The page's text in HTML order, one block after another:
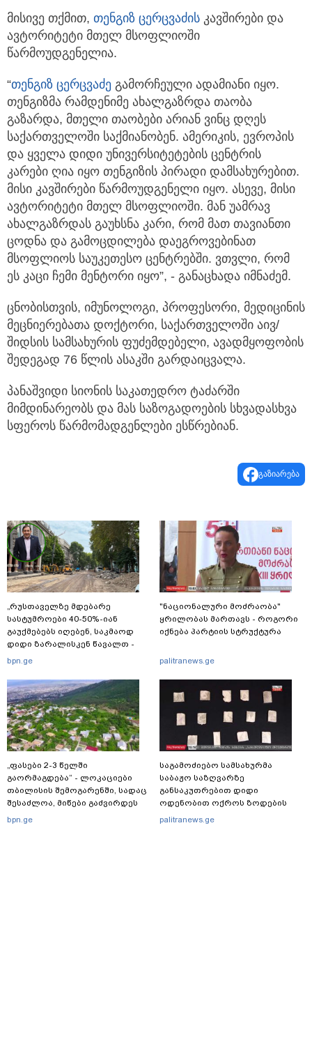
მისივე თქმით, თენგიზ ცერცვაძის კავშირები და
ავტორიტეტი მთელ მსოფლიოში
წარმოუდგენელია.
“თენგიზ ცერცვაძე გამორჩეული ადამიანი იყო.
თენგიზმა რამდენიმე ახალგაზრდა თაობა
გაზარდა, მთელი თაობები არიან ვინც დღეს
საქართველოში საქმიანობენ. ამერიკის, ევროპის
და ყველა დიდი უნივერსიტეტების ცენტრის
კარები ღია იყო თენგიზის პირადი დამსახურებით.
მისი კავშირები წარმოუდგენელი იყო. ასევე, მისი
ავტორიტეტი მთელ მსოფლიოში. მან უამრავ
ახალგაზრდას გაუხსნა კარი, რომ მათ თავიანთი
ცოდნა და გამოცდილება დაეგროვებინათ
მსოფლიოს საუკეთესო ცენტრებში. ვთვლი, რომ
ეს კაცი ჩემი მენტორი იყო”, - განაცხადა იმნაძემ.
ცნობისთვის, იმუნოლოგი, პროფესორი, მედიცინის
მეცნიერებათა დოქტორი, საქართველოში აივ/
შიდსის სამსახურის ფუძემდებელი, ავადმყოფობის
შედეგად 76 წლის ასაკში გარდაიცვალა.
პანაშვიდი სიონის საკათედრო ტაძარში
მიმდინარეობს და მას საზოგადოების სხვადასხვა
სფეროს წარმომადგენლები ესწრებიან.
გაზიარება
„რუსთაველზე მდებარე
სასტუმროები 40-50%-იან
გაუქმებებს იღებენ, საკმაოდ
დიდი ზარალისკენ წავალთ -
მეგონა, ვიღაც მოიფიქრებდა
bpn.ge
„ფასები 2-3 წელში
გაორმაგდება“ - ლოკაციები
თბილისის შემოგარენში, სადაც
შესაძლოა, მიწები გაძვირდეს
bpn.ge
"ნაციონალური მოძრაობა"
ყრილობას მართავს - როგორი
იქნება პარტიის სტრუქტურა
palitranews.ge
საგამოძიებო სამსახურმა
საბაჟო საზღვარზე
განსაკუთრებით დიდი
ოდენობით ოქროს ზოდების
უკანონოდ გადმოტანის ფაქტზე
palitranews.ge